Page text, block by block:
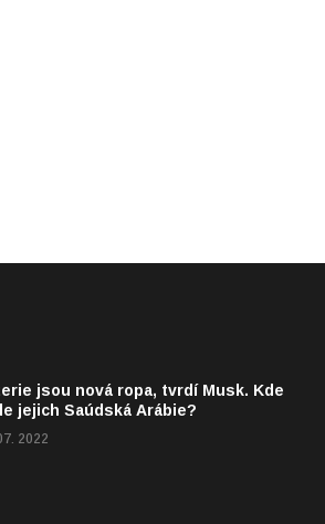
jsou nová ropa, tvrdí Musk. Kde
jejich Saúdská Arábie?
2022